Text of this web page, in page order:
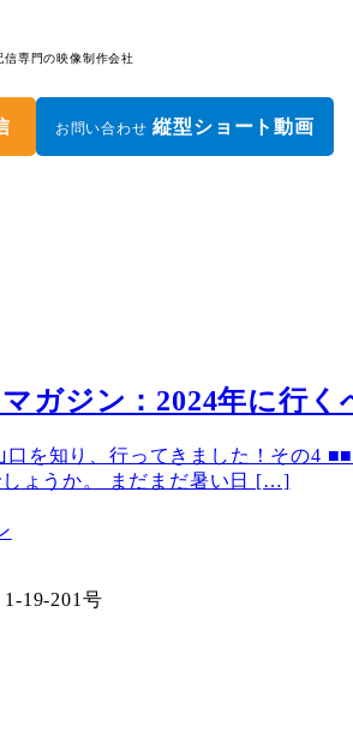
専門の映像制作会社
お問い合わせ 縦型ショート動画
ガジン：2024年に行
を知り、行ってきました！その4
ょうか。 まだまだ暑い日 […]
19-201号